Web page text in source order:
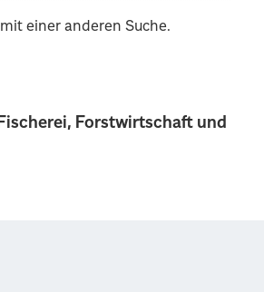
Forstwirtschaft und
einer anderen Suche.